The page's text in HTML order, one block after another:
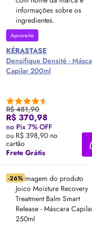
Aproveite
KÉRASTASE
Densifique Densité -
Capilar 200ml
R$ 481,90
R$ 370,98
no Pix 7% OFF
ou R$ 398,90 no
cartão
Frete Grátis
-26%